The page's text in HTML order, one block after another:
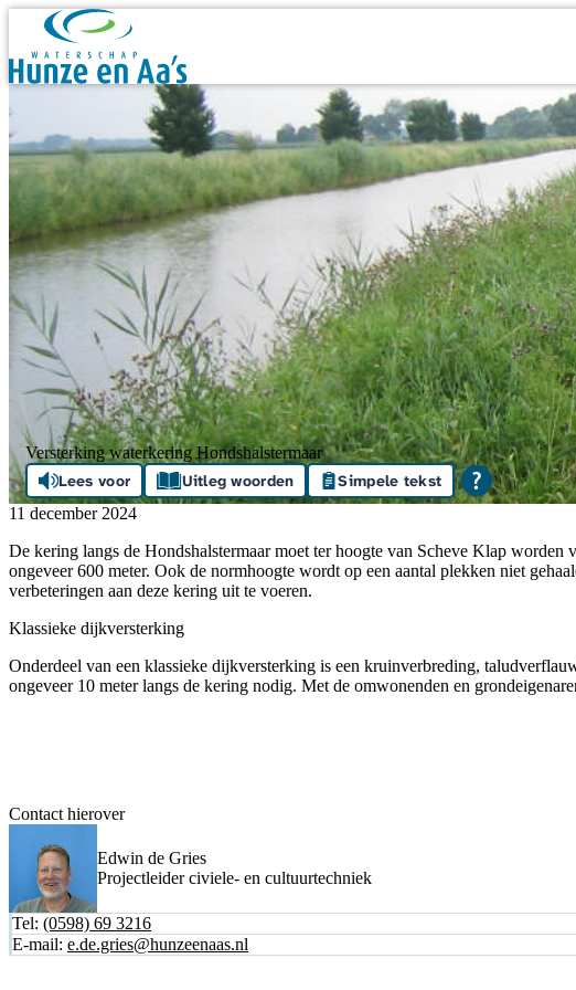
Skip navigation
Versterking waterkering Hondshalstermaar
Lees voor Uitleg woorden Simpele tekst
11 december 2024
De kering langs de Hondshalstermaar moet ter hoogte van Scheve Klap
ongeveer 600 meter. Ook de normhoogte wordt op een aantal plekken niet
verbeteringen aan deze kering uit te voeren.
Klassieke dijkversterking
Onderdeel van een klassieke dijkversterking is een kruinverbreding,
ongeveer 10 meter langs de kering nodig. Met de omwonenden en
Contact hierover
Edwin de Gries
Projectleider civiele- en cultuurtechniek
Tel: (0598) 69 3216
E-mail: e.de.gries@hunzeenaas.nl